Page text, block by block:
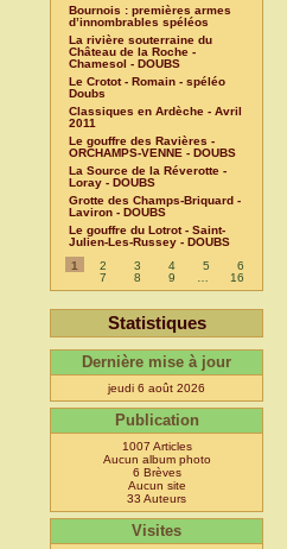
Bournois : premières armes
d’innombrables spéléos
La rivière souterraine du
Château de la Roche -
Chamesol - DOUBS
Le Crotot - Romain - spéléo
Doubs
Classiques en Ardèche - Avril
2011
Le gouffre des Ravières -
ORCHAMPS-VENNE - DOUBS
La Source de la Réverotte -
Loray - DOUBS
Grotte des Champs-Briquard -
Laviron - DOUBS
Le gouffre du Lotrot - Saint-
Julien-Les-Russey - DOUBS
1
2 3 4 5
6
7
8 9 16
Statistiques
Dernière mise à jour
jeudi 6 août 2026
Publication
1007 Articles
Aucun album photo
6 Brèves
Aucun site
33 Auteurs
Visites